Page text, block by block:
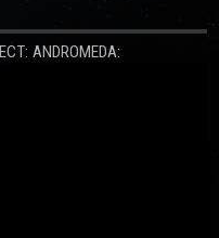
ANDROMEDA: